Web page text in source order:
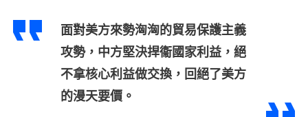
面對美方來勢洶洶的貿易保護主義
攻勢，中方堅決捍衞國家利益，絕
不拿核心利益做交換，回絕了美方
的漫天要價。